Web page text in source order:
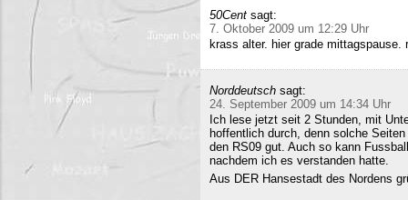
50Cent sagt:
7. Oktober 2009 um 12:29 Uhr
krass alter. hier grade
Norddeutsch sagt:
24. September 2009 um 14:34 Uhr
Ich lese jetzt seit 2 Stunden, mit
hoffentlich durch, denn solche
den RS09 gut. Auch so kann
nachdem ich es verstanden hatte.
Aus DER Hansestadt des Nordens